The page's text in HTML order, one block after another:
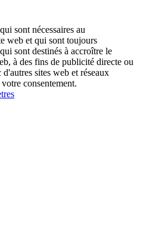
sont nécessaires au
web et qui sont toujours
sont destinés à accroître le
à des fins de publicité directe ou
sites web et réseaux
consentement.